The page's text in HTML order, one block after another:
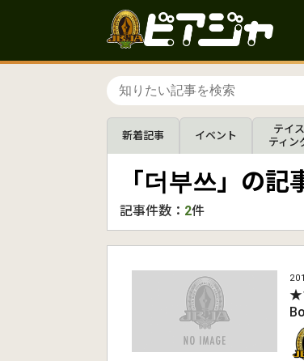
新着記事 イベント
テイス
ティン
「더부쓰」の記
記事件数： 2件
★